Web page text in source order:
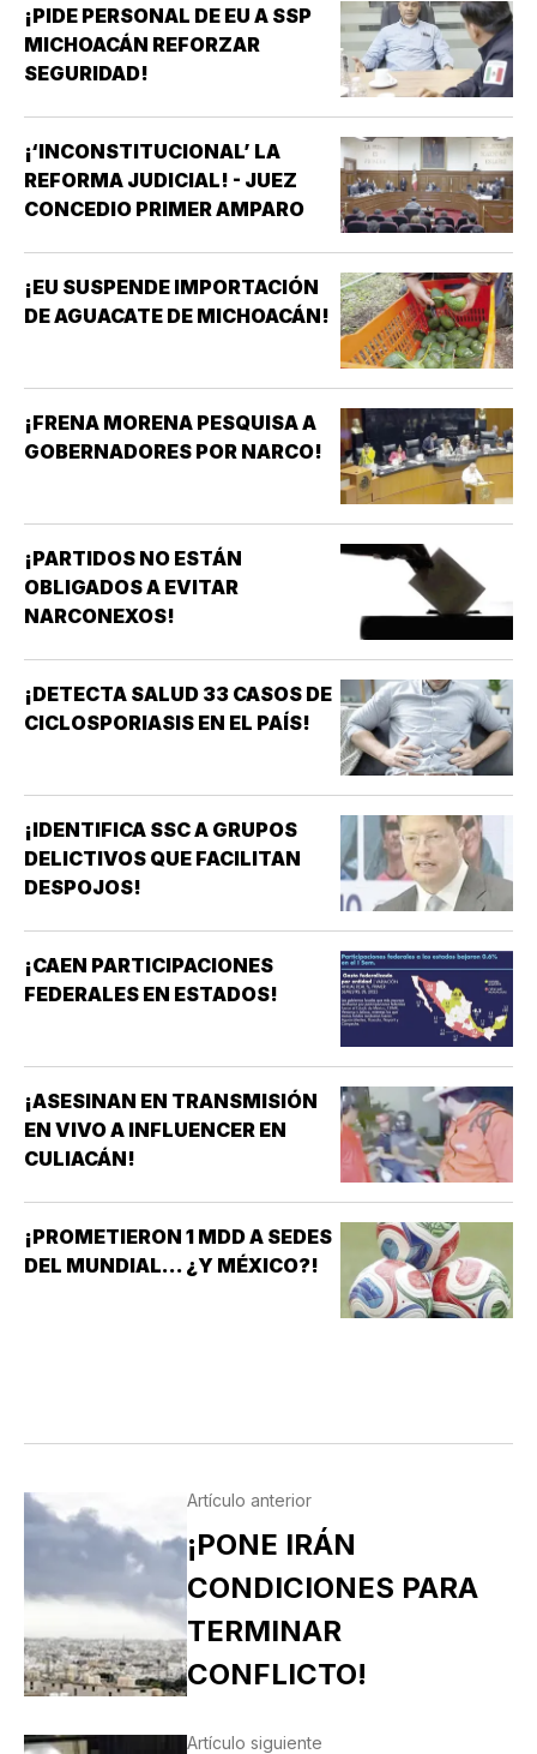
¡PIDE PERSONAL DE EU A SSP
MICHOACÁN REFORZAR
SEGURIDAD!
¡‘INCONSTITUCIONAL’ LA
REFORMA JUDICIAL! - JUEZ
CONCEDIO PRIMER AMPARO
¡EU SUSPENDE IMPORTACIÓN
DE AGUACATE DE MICHOACÁN!
¡FRENA MORENA PESQUISA A
GOBERNADORES POR NARCO!
¡PARTIDOS NO ESTÁN
OBLIGADOS A EVITAR
NARCONEXOS!
¡DETECTA SALUD 33 CASOS DE
CICLOSPORIASIS EN EL PAÍS!
¡IDENTIFICA SSC A GRUPOS
DELICTIVOS QUE FACILITAN
DESPOJOS!
¡CAEN PARTICIPACIONES
FEDERALES EN ESTADOS!
¡ASESINAN EN TRANSMISIÓN
EN VIVO A INFLUENCER EN
CULIACÁN!
¡PROMETIERON 1 MDD A SEDES
DEL MUNDIAL... ¿Y MÉXICO?!
Artículo anterior
¡PONE IRÁN
CONDICIONES PARA
TERMINAR
CONFLICTO!
Artículo siguiente